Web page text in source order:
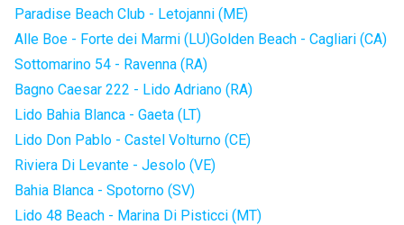
Paradise Beach Club - Letojanni (ME)
Alle Boe - Forte dei Marmi (LU)Golden Beach - Cagliari (CA)
Sottomarino 54 - Ravenna (RA)
Bagno Caesar 222 - Lido Adriano (RA)
Lido Bahia Blanca - Gaeta (LT)
Lido Don Pablo - Castel Volturno (CE)
Riviera Di Levante - Jesolo (VE)
Bahia Blanca - Spotorno (SV)
Lido 48 Beach - Marina Di Pisticci (MT)